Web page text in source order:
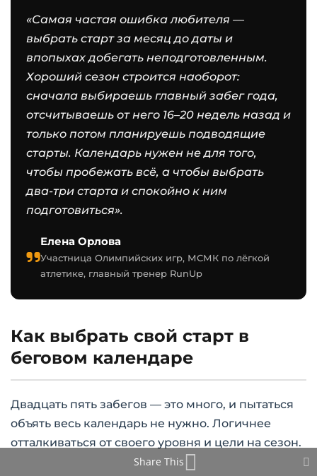
«Самая частая ошибка любителя —
выбрать старт за месяц до даты и
впопыхах добегать неподготовленным.
Хороший сезон строится наоборот:
сначала выбираешь главный забег года,
отсчитываешь от него 16–20 недель назад и
только потом планируешь подводящие
старты. Календарь нужен не для того,
чтобы пробежать всё, а чтобы выбрать
два-три старта и спокойно к ним
подготовиться».
Елена Орлова
Участница Олимпийских игр, МСМК по лёгкой
атлетике, главный тренер RunUp
Как выбрать свой старт в
беговом календаре
Двадцать пять забегов — это много, и пытаться
объять весь календарь не нужно. Логичнее
отталкиваться от своего уровня и цели на сезон.
Share This